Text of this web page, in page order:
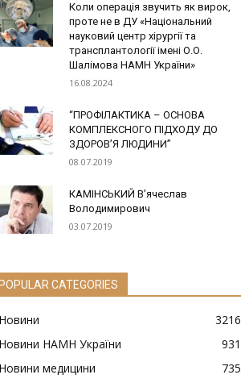
Коли операція звучить як вирок,
проте не в ДУ «Національний
науковий центр хірургії та
трансплантології імені О.О.
Шалімова НАМН України»
16.08.2024
“ПРОФІЛАКТИКА – ОСНОВА
КОМПЛЕКСНОГО ПІДХОДУ ДО
ЗДОРОВ’Я ЛЮДИНИ”
08.07.2019
КАМІНСЬКИЙ В’ячеслав
Володимирович
03.07.2019
POPULAR CATEGORIES
Новини
3216
Новини НАМН України
931
Новини медицини
735